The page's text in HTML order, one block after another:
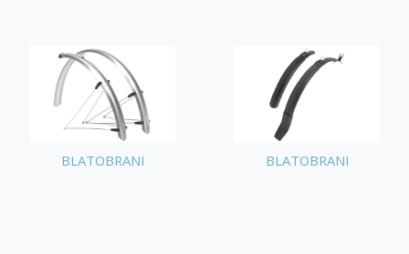
BLATOBRANI BLATOBRANI